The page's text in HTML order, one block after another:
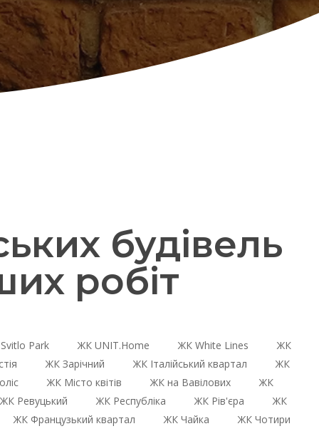
будівель
робіт
Park ЖК UNIT.Home ЖК White Lines
ЖК
ЖК Зарічний ЖК Італійський квартал
ЖК
ЖК Місто квітів ЖК на Вавілових
ЖК
ЖК Ревуцький ЖК Республіка ЖК Рів'єра
ЖК
ЖК Французький квартал ЖК Чайка
ЖК Чотири